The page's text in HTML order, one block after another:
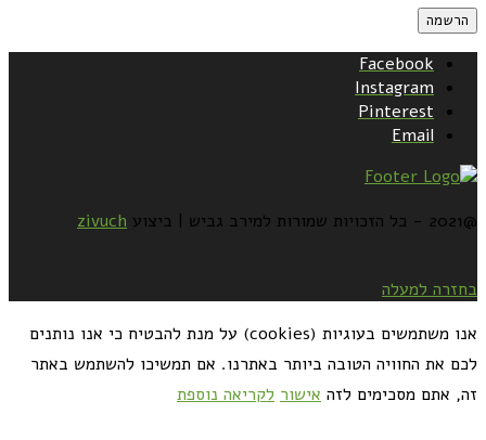
Facebook
Instagram
Pinterest
Email
@2021 - כל הזכויות שמורות למירב גביש | ביצוע zivuch
בחזרה למעלה
אנו משתמשים בעוגיות (cookies) על מנת להבטיח כי אנו נותנים
לכם את החוויה הטובה ביותר באתרנו. אם תמשיכו להשתמש באתר
זה, אתם מסכימים לזה אישור לקריאה נוספת